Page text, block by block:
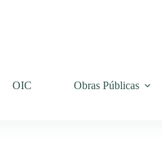
OIC Obras Públicas